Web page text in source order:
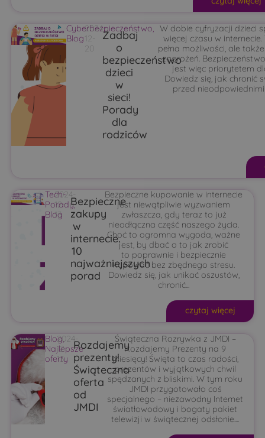
Cyberbezpieczeństwo,
Blog
2024-
12-
20
Zadbaj
o
bezpieczeństwo
dzieci
w
sieci!
Porady
dla
rodziców
W dobie cyfryzacji dzieci
więcej czasu w
pełna możliwości, ale
zagrożeń.
jest więc priorytetem
Dowiedz się, jak chronić
przed nieodpowiednimi
Tech-
Porady,
Blog
2024-
12-
13
Bezpieczne
zakupy
w
internecie.
10
najważniejszych
porad
Bezpieczne kupowanie w internecie
jest niewątpliwie wyzwaniem
zwłaszcza, gdy teraz to już
nieodłączna część naszego życia.
Choć to ogromna wygoda, ważne
jest, by dbać o to jak zrobić
to poprawnie i bezpiecznie
kupować bez zbędnego stresu.
Dowiedz się, jak unikać oszustów,
chronić...
czytaj więcej
Blog
Najlepsze
oferty
2024-
12-
13
Rozdajemy
prezenty!
Świąteczna
oferta
od
JMDI
Świąteczna Rozrywka z JMDI –
Rozdajemy Prezenty na 9
Miesięcy! Święta to czas radości,
prezentów i wyjątkowych chwil
spędzanych z bliskimi. W tym roku
JMDI przygotowało coś
specjalnego – niezawodny Internet
światłowodowy i bogaty pakiet
telewizji w świątecznej odsłonie....